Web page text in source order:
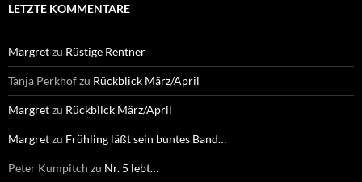
LETZTE KOMMENTARE
Margretzu Rüstige Rentner
Tanja Perkhofzu Rückblick März/April
Margretzu Rückblick März/April
Margretzu Frühling läßt sein buntes Band…
Peter Kumpitch zu Nr. 5 lebt…